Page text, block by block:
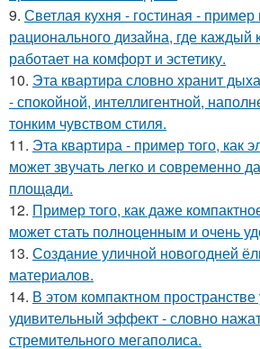
9. Светлая кухня - гостиная -
рационального дизайна, где каждый
работает на комфорт и эстетику.
10. Эта квартира словно хранит
- спокойной, интеллигентной,
тонким чувством стиля.
11. Эта квартира - пример того, как
может звучать легко и современно
площади.
12. Пример того, как даже
может стать полноценным и очень
13. Создание уличной новогодней
материалов.
14. В этом компактном пространстве
удивительный эффект - словно
стремительного мегаполиса.